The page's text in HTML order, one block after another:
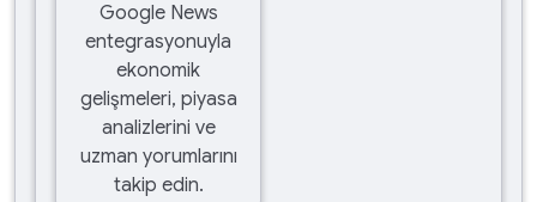
Google News
entegrasyonuyla
ekonomik
gelişmeleri, piyasa
analizlerini ve
uzman yorumlarını
takip edin.